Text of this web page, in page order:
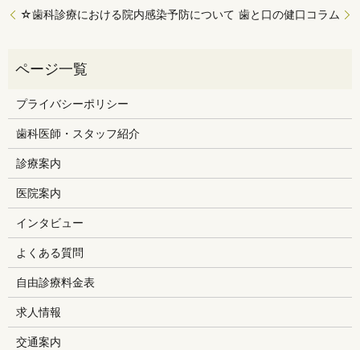
☆歯科診療における院内感染予防について 歯と口の健口コラム
プライバシーポリシー
歯科医師・スタッフ紹介
診療案内
医院案内
インタビュー
よくある質問
自由診療料金表
求人情報
交通案内